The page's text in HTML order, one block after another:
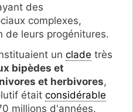
des
complexes,
de leurs progénitures.
un clade très
bipèdes et
et herbivores,
était considérable
millions d'années.